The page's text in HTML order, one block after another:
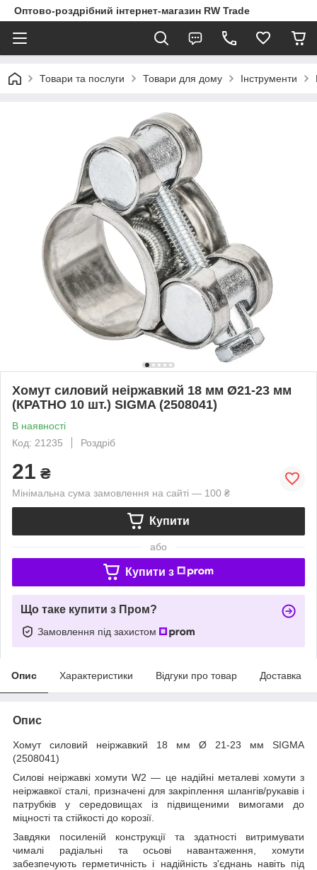
Оптово-роздрібний інтернет-магазин RW Trade
Товари та послуги Товари для дому Інструменти
Хомут силовий неіржавкий 18 мм Ø21-23 мм
(КРАТНО 10 шт.) SIGMA (2508041)
В наявності
Код: 21235
Роздріб
21 ₴
Мінімальна сума замовлення на сайті — 100 ₴
Купити
або
Купити з
Що таке купити з Пром?
Замовлення під захистом
Опис Характеристики Відгуки про товар Доставка
Опис
Хомут силовий неіржавкий 18 мм Ø 21-23 мм SIGMA
(2508041)
Силові неіржавкі хомути W2 — це надійні металеві хомути з
неіржавкої сталі, призначені для закріплення шлангів/рукавів і
патрубків у середовищах із підвищеними вимогами до
міцності та стійкості до корозії.
Завдяки посиленій конструкції та здатності витримувати
чималі радіальні та осьові навантаження, хомути
забезпечують герметичність і надійність з'єднань навіть під